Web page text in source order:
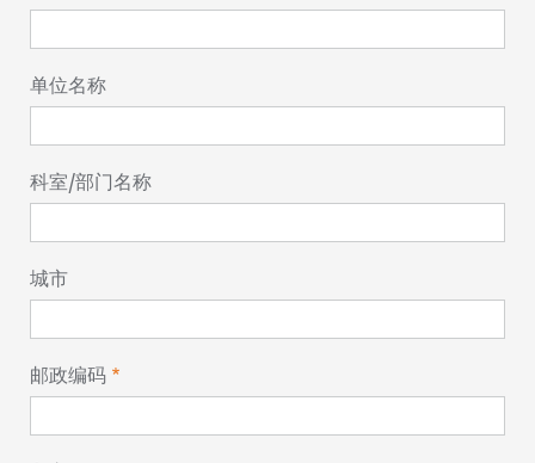
单位名称
科室/部门名称
城市
邮政编码